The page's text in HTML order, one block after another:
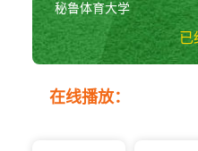
秘鲁体育大学
已
在线播放：